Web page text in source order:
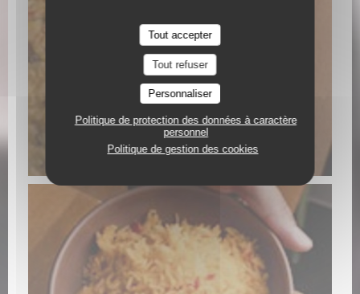
Tout accepter
Tout refuser
Personnaliser
Politique de protection des données à caractère
personnel
Politique de gestion des cookies
RIZ MORO DE LENTILLE CREMEUX